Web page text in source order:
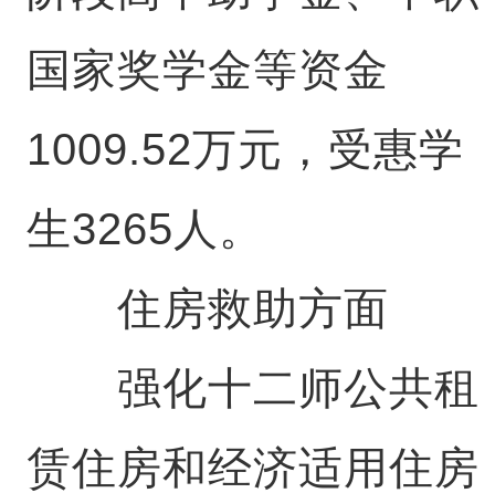
国家奖学金等资金
1009.52万元，受惠学
生3265人。
住房救助方面
强化十二师公共租
赁住房和经济适用住房